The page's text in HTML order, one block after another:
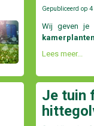
Gepubliceerd op 4
Wij geven je
kamerplanten
Lees meer...
Je tuin